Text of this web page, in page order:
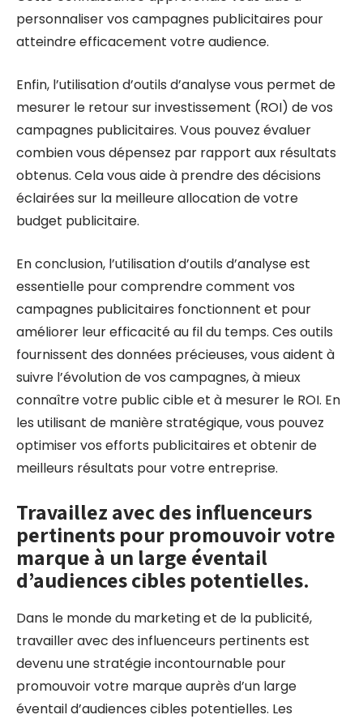
personnaliser vos campagnes publicitaires pour
atteindre efficacement votre audience.
Enfin, l’utilisation d’outils d’analyse vous permet de
mesurer le retour sur investissement (ROI) de vos
campagnes publicitaires. Vous pouvez évaluer
combien vous dépensez par rapport aux résultats
obtenus. Cela vous aide à prendre des décisions
éclairées sur la meilleure allocation de votre
budget publicitaire.
En conclusion, l’utilisation d’outils d’analyse est
essentielle pour comprendre comment vos
campagnes publicitaires fonctionnent et pour
améliorer leur efficacité au fil du temps. Ces outils
fournissent des données précieuses, vous aident à
suivre l’évolution de vos campagnes, à mieux
connaître votre public cible et à mesurer le ROI. En
les utilisant de manière stratégique, vous pouvez
optimiser vos efforts publicitaires et obtenir de
meilleurs résultats pour votre entreprise.
Travaillez avec des influenceurs
pertinents pour promouvoir votre
marque à un large éventail
d’audiences cibles potentielles.
Dans le monde du marketing et de la publicité,
travailler avec des influenceurs pertinents est
devenu une stratégie incontournable pour
promouvoir votre marque auprès d’un large
éventail d’audiences cibles potentielles. Les